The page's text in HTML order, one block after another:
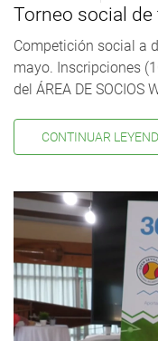
Torneo social
Competición social a
mayo. Inscripciones
del ÁREA DE SOCIOS
CONTINUAR